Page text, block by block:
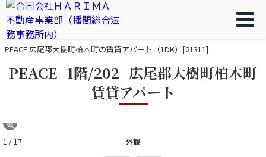
PEACE 広尾郡大樹町柏木町の賃貸アパート（1DK）[21311]
PEACE 1階/202 広尾郡大樹町柏木町
賃貸アパート
外観
1 / 17